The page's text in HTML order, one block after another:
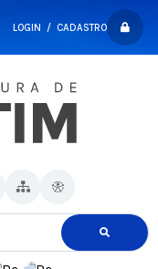
LOGIN / CADASTRO